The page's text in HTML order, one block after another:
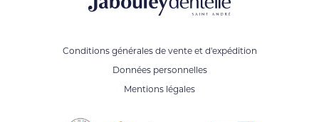
Conditions générales de vente et d'expédition
Données personnelles
Mentions légales